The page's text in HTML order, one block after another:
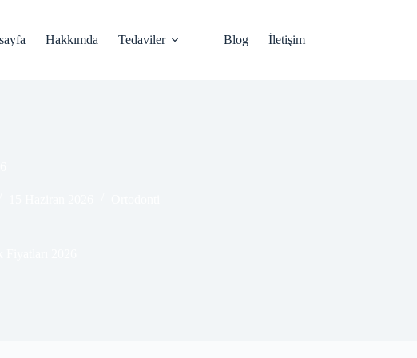
Hakkımda Tedaviler Blog İletişim